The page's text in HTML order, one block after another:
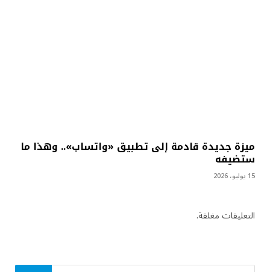
ميزة جديدة قادمة إلى تطبيق «واتساب».. وهذا ما
ستضيفه
15 يوليو، 2026
التعليقات مغلقة.